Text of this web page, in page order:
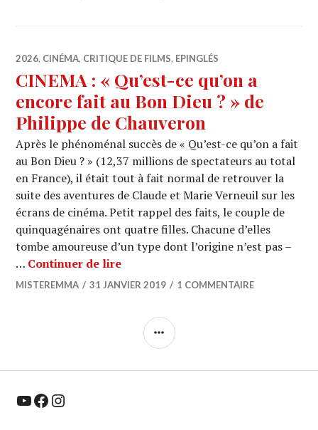
2026, CINÉMA, CRITIQUE DE FILMS, EPINGLÉS
CINEMA : « Qu’est-ce qu’on a
encore fait au Bon Dieu ? » de
Philippe de Chauveron
Après le phénoménal succès de « Qu’est-ce qu’on a fait
au Bon Dieu ? » (12,37 millions de spectateurs au total
en France), il était tout à fait normal de retrouver la
suite des aventures de Claude et Marie Verneuil sur les
écrans de cinéma. Petit rappel des faits, le couple de
quinquagénaires ont quatre filles. Chacune d’elles
tombe amoureuse d’un type dont l’origine n’est pas –
… Continuer de lireCINEMA : « Qu’est-ce qu’on a
MISTEREMMA 31 JANVIER 2019 1 COMMENTAIRE
COLONNE
YouTube Facebook Instagram